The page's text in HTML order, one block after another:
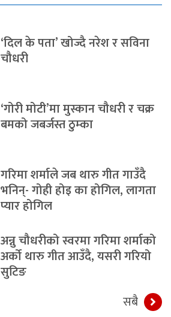
‘दिल के पता’ खोज्दै नरेश र सविना
चौधरी
‘गोरी मोटी’मा मुस्कान चौधरी र चक्र
बमको जबर्जस्त ठुम्का
गरिमा शर्माले जब थारु गीत गाउँदै
भनिन्- गोही होइ का होगिल, लागता
प्यार होगिल
अन्नु चौधरीको स्वरमा गरिमा शर्माको
अर्को थारु गीत आउँदै, यसरी गरियो
सुटिङ
सबै